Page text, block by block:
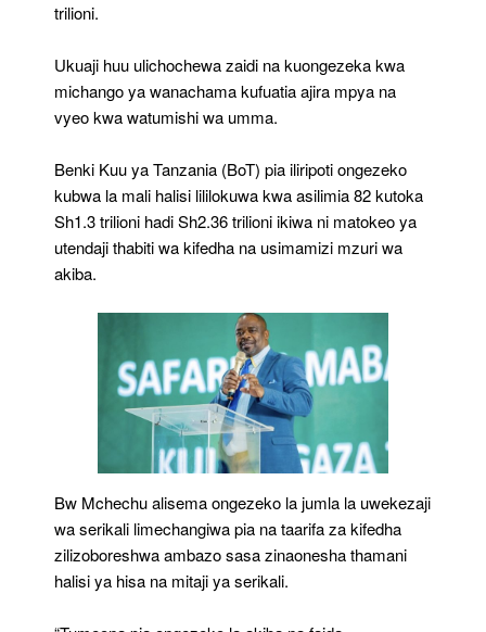
trilioni.
Ukuaji huu ulichochewa zaidi na kuongezeka kwa
michango ya wanachama kufuatia ajira mpya na
vyeo kwa watumishi wa umma.
Benki Kuu ya Tanzania (BoT) pia iliripoti ongezeko
kubwa la mali halisi lililokuwa kwa asilimia 82 kutoka
Sh1.3 trilioni hadi Sh2.36 trilioni ikiwa ni matokeo ya
utendaji thabiti wa kifedha na usimamizi mzuri wa
akiba.
Bw Mchechu alisema ongezeko la jumla la uwekezaji
wa serikali limechangiwa pia na taarifa za kifedha
zilizoboreshwa ambazo sasa zinaonesha thamani
halisi ya hisa na mitaji ya serikali.